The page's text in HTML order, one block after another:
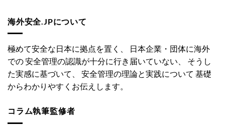
海外安全.JPについて
極めて安全な日本に拠点を置く、 日本企業・団体に海外
での 安全管理の認識が十分に行き届いていない、 そうし
た実感に基づいて、 安全管理の理論と実践について 基礎
からわかりやすくお伝えします。
コラム執筆監修者